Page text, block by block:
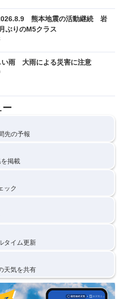
熊本地震の活動継続 岩
ぶりのM5クラス
い雨 大雨による災害に注意
ー
先の予報
掲載
ック
タイム更新
天気を共有